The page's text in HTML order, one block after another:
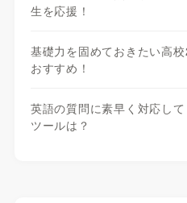
生を応援！
基礎力を固めておきたい高
おすすめ！
英語の質問に素早く対応し
ツールは？